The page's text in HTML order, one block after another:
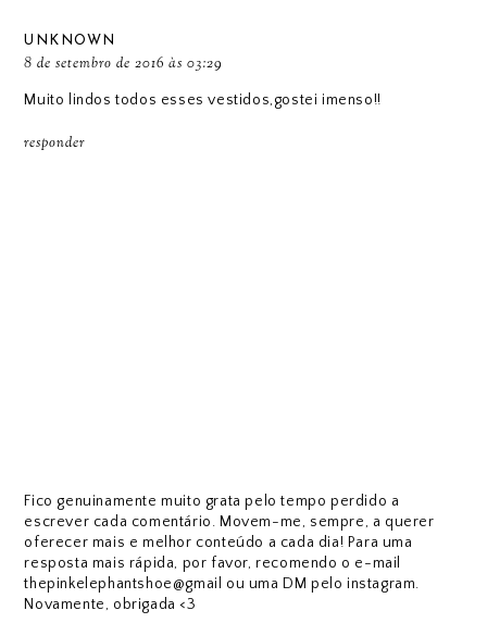
UNKNOWN
8 de setembro de 2016 às 03:29
Muito lindos todos esses vestidos,gostei imenso!!
responder
Fico genuinamente muito grata pelo tempo perdido a
escrever cada comentário. Movem-me, sempre, a querer
oferecer mais e melhor conteúdo a cada dia! Para uma
resposta mais rápida, por favor, recomendo o e-mail
thepinkelephantshoe@gmail ou uma DM pelo instagram.
Novamente, obrigada <3